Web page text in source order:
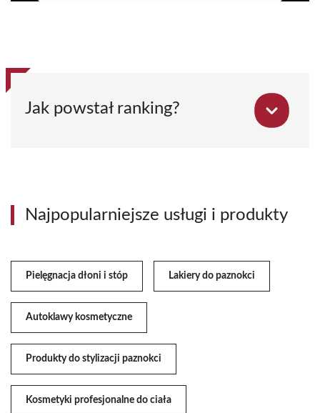
Jak powstał ranking?
Najpopularniejsze usługi i produkty
Pielęgnacja dłoni i stóp Lakiery do paznokci
Autoklawy kosmetyczne
Produkty do stylizacji paznokci
Kosmetyki profesjonalne do ciała